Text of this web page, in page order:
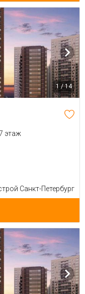
1 / 14
этаж
Санкт-Петербург